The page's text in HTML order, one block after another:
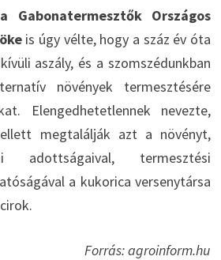
Gabonatermesztők Országos
is úgy vélte, hogy a száz év óta
aszály, és a szomszédunkban
növények termesztésére
Elengedhetetlennek nevezte,
megtalálják azt a növényt,
adottságaival, termesztési
a kukorica versenytársa
Forrás: agroinform.hu